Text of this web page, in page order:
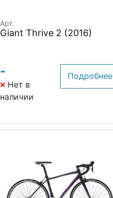
Арт.
Giant Thrive 2 (2016)
-
Нет в
наличии
Подробнее